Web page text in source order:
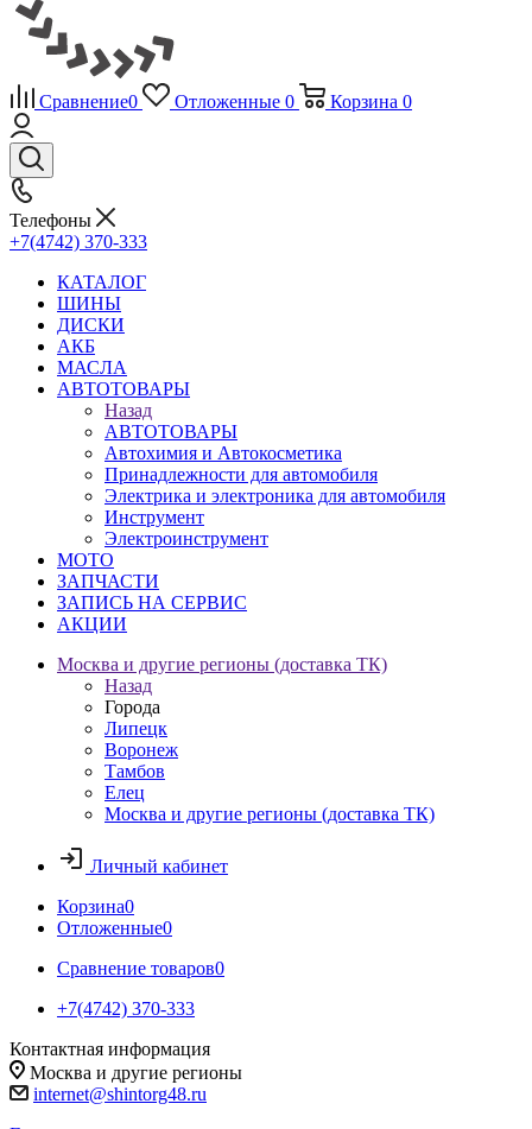
Сравнение0 Отложенные 0 Корзина 0
Телефоны
+7(4742) 370-333
КАТАЛОГ
ШИНЫ
ДИСКИ
АКБ
МАСЛА
АВТОТОВАРЫ
Назад
АВТОТОВАРЫ
Автохимия и Автокосметика
Принадлежности для автомобиля
Электрика и электроника для автомобиля
Инструмент
Электроинструмент
МОТО
ЗАПЧАСТИ
ЗАПИСЬ НА СЕРВИС
АКЦИИ
Москва и другие регионы (доставка ТК)
Назад
Города
Липецк
Воронеж
Тамбов
Елец
Москва и другие регионы (доставка ТК)
Личный кабинет
Корзина0
Отложенные0
Сравнение товаров0
+7(4742) 370-333
Контактная информация
Москва и другие регионы
internet@shintorg48.ru